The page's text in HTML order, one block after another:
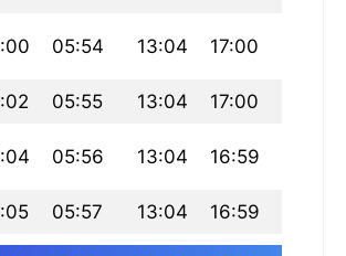
05:54 13:04 17:00
05:55 13:04 17:00
05:56 13:04 16:59
05:57 13:04 16:59